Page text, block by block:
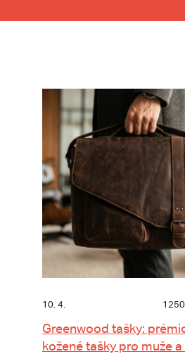
10. 4.
Greenwood tašky:
kožené tašky pro muže a